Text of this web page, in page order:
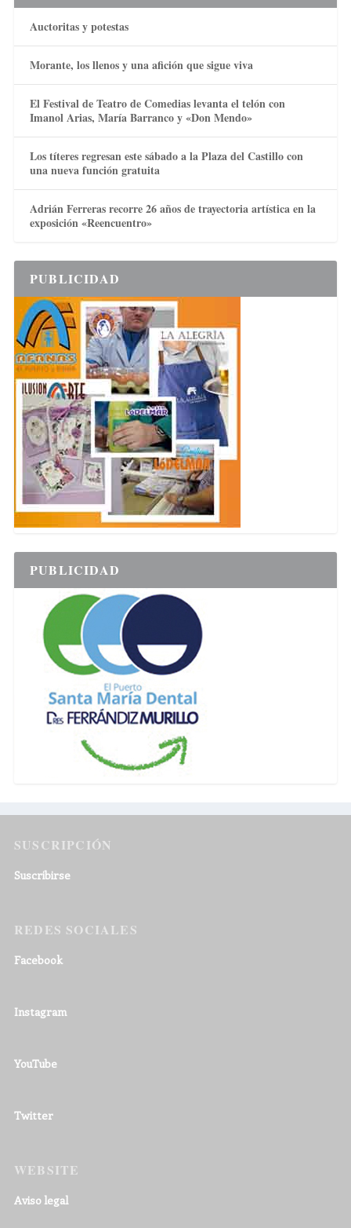
Auctoritas y potestas
Morante, los llenos y una afición que sigue viva
El Festival de Teatro de Comedias levanta el telón con
Imanol Arias, María Barranco y «Don Mendo»
Los títeres regresan este sábado a la Plaza del Castillo con
una nueva función gratuita
Adrián Ferreras recorre 26 años de trayectoria artística en la
exposición «Reencuentro»
PUBLICIDAD
PUBLICIDAD
SUSCRIPCIÓN
Suscribirse
REDES SOCIALES
Facebook
Instagram
YouTube
Twitter
WEBSITE
Aviso legal